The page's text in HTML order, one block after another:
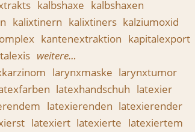
kalbshaxe kalbshaxen
kalixtinern kalixtiners kalziumoxid
kantenextraktion kapitalexport
weitere…
larynxmaske larynxtumor
latexhandschuh latexier
latexierenden latexierender
latexiert latexierte latexiertem